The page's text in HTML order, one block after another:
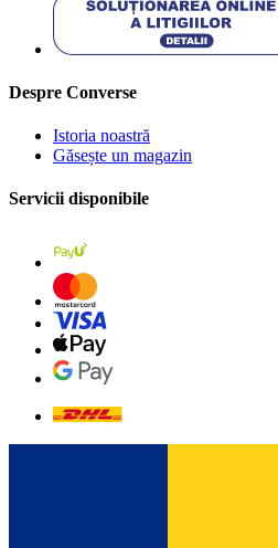
Despre Converse
Istoria noastră
Găsește un magazin
Servicii disponibile